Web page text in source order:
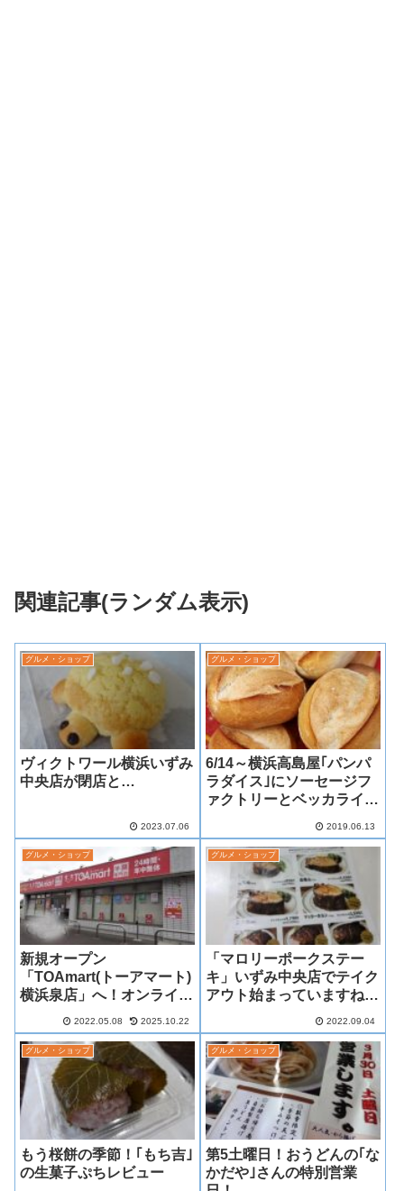
関連記事(ランダム表示)
グルメ・ショップ
ヴィクトワール横浜いずみ
中央店が閉店と…
2023.07.06
グルメ・ショップ
6/14～横浜高島屋｢パンパ
ラダイス｣にソーセージフ
ァクトリーとベッカライト
2019.06.13
グルメ・ショップ
新規オープン
「TOAmart(トーアマート)
横浜泉店」へ！オンライン
2022.05.08 2025.10.22
グルメ・ショップ
「マロリーポークステー
キ」いずみ中央店でテイク
アウト始まっていますね！
た～
2022.09.04
グルメ・ショップ
もう桜餅の季節！｢もち吉｣
の生菓子ぷちレビュー
グルメ・ショップ
第5土曜日！おうどんの｢な
かだや｣さんの特別営業